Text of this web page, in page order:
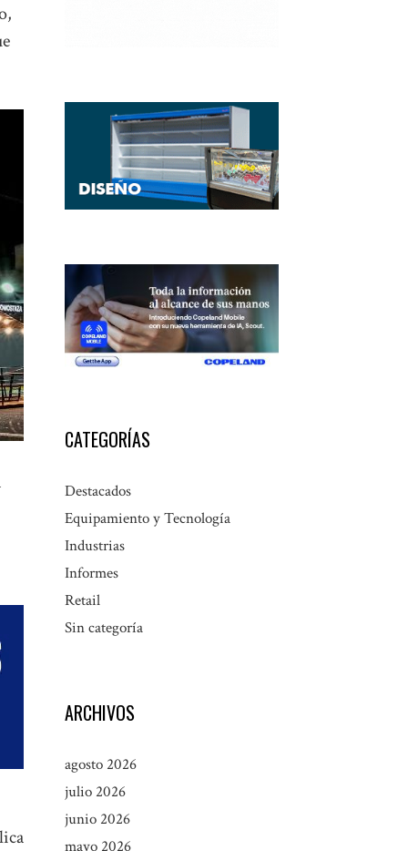
CATEGORÍAS
Destacados
Equipamiento y Tecnología
Industrias
Informes
Retail
Sin categoría
ARCHIVOS
agosto 2026
julio 2026
junio 2026
mayo 2026